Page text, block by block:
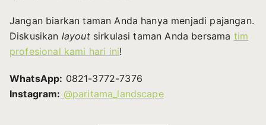
Jangan biarkan taman Anda hanya menjadi pajangan.
Diskusikan layout sirkulasi taman Anda bersama tim
profesional kami hari ini!
WhatsApp: 0821-3772-7376
Instagram: @paritama_landscape